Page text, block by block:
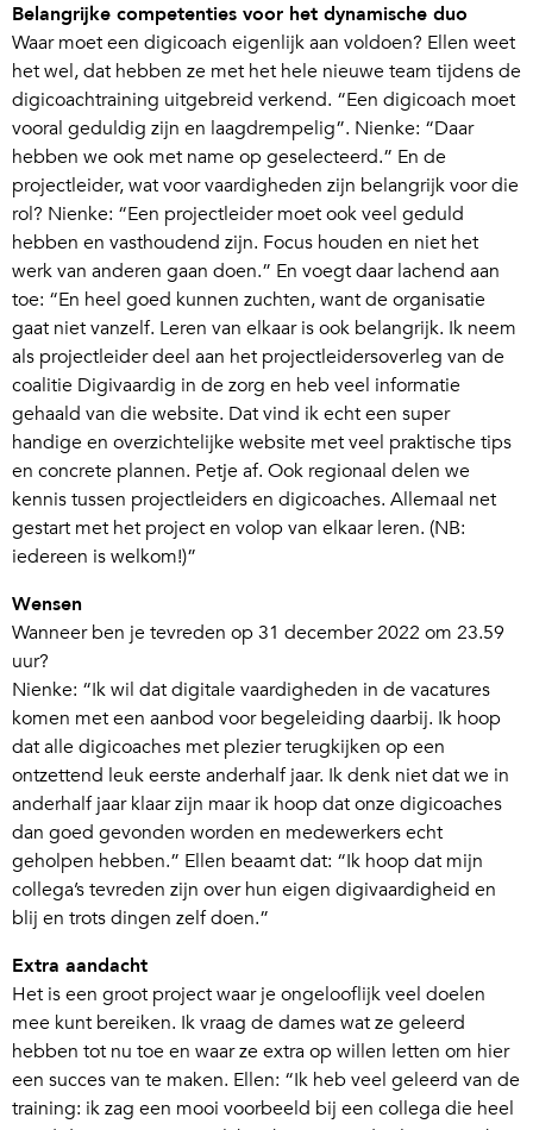
Belangrijke competenties voor het dynamische duo
Waar moet een digicoach eigenlijk aan voldoen? Ellen weet
het wel, dat hebben ze met het hele nieuwe team tijdens de
digicoachtraining uitgebreid verkend. “Een digicoach moet
vooral geduldig zijn en laagdrempelig”. Nienke: “Daar
hebben we ook met name op geselecteerd.” En de
projectleider, wat voor vaardigheden zijn belangrijk voor die
rol? Nienke: “Een projectleider moet ook veel geduld
hebben en vasthoudend zijn. Focus houden en niet het
werk van anderen gaan doen.” En voegt daar lachend aan
toe: “En heel goed kunnen zuchten, want de organisatie
gaat niet vanzelf. Leren van elkaar is ook belangrijk. Ik neem
als projectleider deel aan het projectleidersoverleg van de
coalitie Digivaardig in de zorg en heb veel informatie
gehaald van die website. Dat vind ik echt een super
handige en overzichtelijke website met veel praktische tips
en concrete plannen. Petje af. Ook regionaal delen we
kennis tussen projectleiders en digicoaches. Allemaal net
gestart met het project en volop van elkaar leren. (NB:
iedereen is welkom!)”
Wensen
Wanneer ben je tevreden op 31 december 2022 om 23.59
uur?
Nienke: “Ik wil dat digitale vaardigheden in de vacatures
komen met een aanbod voor begeleiding daarbij. Ik hoop
dat alle digicoaches met plezier terugkijken op een
ontzettend leuk eerste anderhalf jaar. Ik denk niet dat we in
anderhalf jaar klaar zijn maar ik hoop dat onze digicoaches
dan goed gevonden worden en medewerkers echt
geholpen hebben.” Ellen beaamt dat: “Ik hoop dat mijn
collega’s tevreden zijn over hun eigen digivaardigheid en
blij en trots dingen zelf doen.”
Extra aandacht
Het is een groot project waar je ongelooflijk veel doelen
mee kunt bereiken. Ik vraag de dames wat ze geleerd
hebben tot nu toe en waar ze extra op willen letten om hier
een succes van te maken. Ellen: “Ik heb veel geleerd van de
training: ik zag een mooi voorbeeld bij een collega die heel